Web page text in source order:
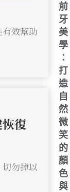
效幫助
復
勿掉以
前
牙
美
學
：
打
造
自
然
微
笑
的
顏
色
與